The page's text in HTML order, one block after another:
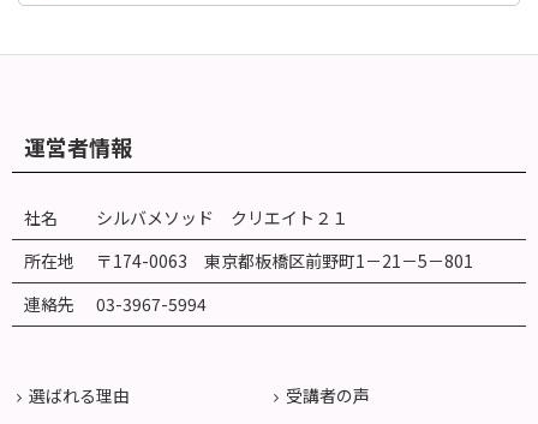
運営者情報
社名
シルバメソッド クリエイト２１
所在地
〒174-0063 東京都板橋区前野町1 －21 －5－801
連絡先
03-3967-5994
選ばれる理由
受講者の声